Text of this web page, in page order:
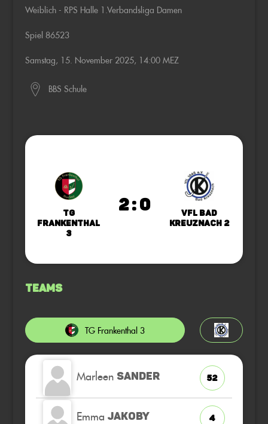
Weiblich - RPS Halle 1.Verbandsliga Damen
Spiel 86523
Samstag, 15. November 2025, 14:00 MEZ
BBS Schule
TG
Frankenthal
3
2 : 0
VfL Bad
Kreuznach 2
Teams
TG Frankenthal 3
Marleen SANDER 52
Emma JAKOBY 4